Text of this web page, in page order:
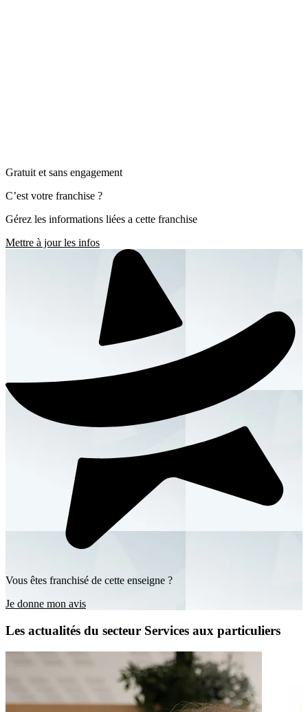
Gratuit et sans engagement
C’est votre franchise ?
Gérez les informations liées a cette franchise
Mettre à jour les infos
Vous êtes franchisé de cette enseigne ?
Je donne mon avis
Les actualités du secteur Services aux particuliers